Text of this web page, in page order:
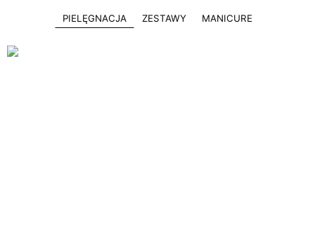
PIELĘGNACJA ZESTAWY MANICURE